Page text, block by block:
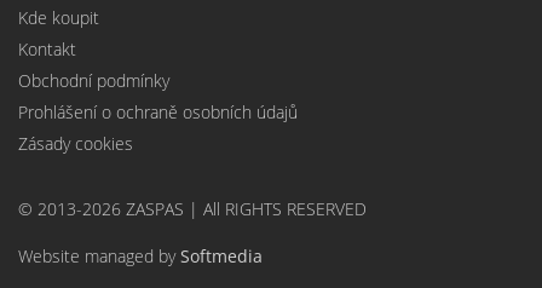
Kde koupit
Kontakt
Obchodní podmínky
Prohlášení o ochraně osobních údajů
Zásady cookies
© 2013-2026 ZASPAS | All RIGHTS RESERVED
Website managed bySoftmedia